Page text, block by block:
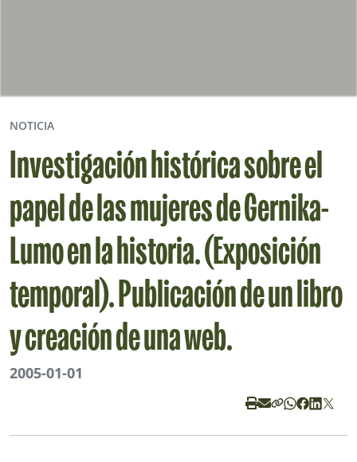
NOTICIA
Investigación histórica sobre el
papel de las mujeres de Gernika-
Lumo en la historia. (Exposición
temporal). Publicación de un libro
y creación de una web.
2005-01-01